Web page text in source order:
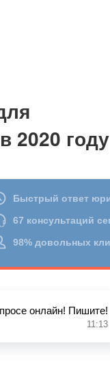
2020 году